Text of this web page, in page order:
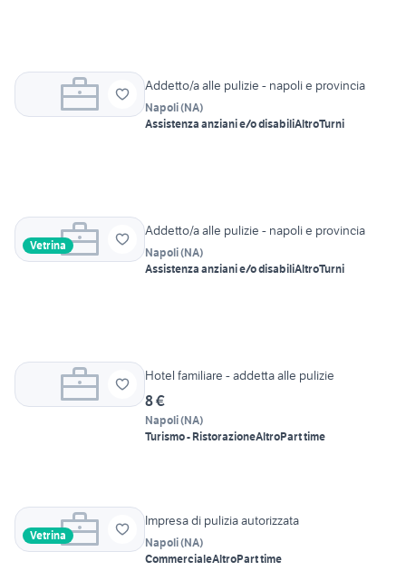
Addetto/a alle pulizie - napoli e provincia
Napoli(NA)
Assistenza anziani e/o disabiliAltroTurni
Vetrina
Addetto/a alle pulizie - napoli e provincia
Napoli(NA)
Assistenza anziani e/o disabiliAltroTurni
Hotel familiare - addetta alle pulizie
8 €
Napoli(NA)
Turismo - RistorazioneAltroPart time
Vetrina
Impresa di pulizia autorizzata
Napoli(NA)
CommercialeAltroPart time